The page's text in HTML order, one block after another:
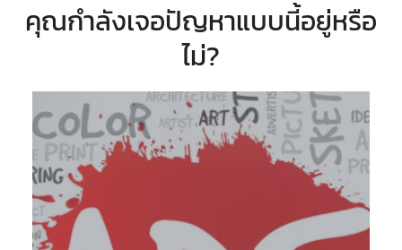
คุณกำลังเจอปัญหาแบบนี้อยู่หรือ
ไม่?